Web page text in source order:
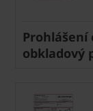
Prohlášení
obkladový